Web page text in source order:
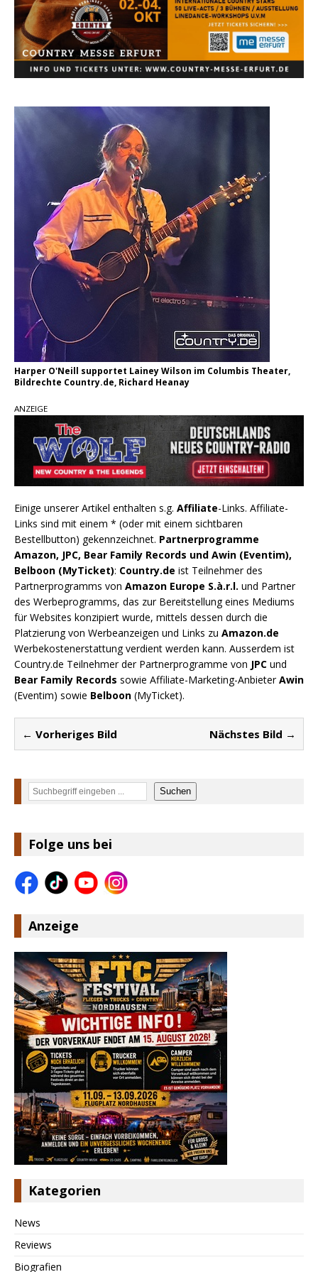
Parton, Bill Anderson und Shaboozey im Fokus
Chris Johnson & The Hollywood Hillbillies
kündigen neues Album mit „Better Days
Ahead“ an
täglich rund 10.000 Leser
Harper O'Neill supportet Lainey Wilson im Columbis Theater,
Bildrechte Country.de, Richard Heanay
ANZEIGE
Einige unserer Artikel enthalten s.g. Affiliate-Links. Affiliate-
Links sind mit einem * (oder mit einem sichtbaren
Bestellbutton) gekennzeichnet. Partnerprogramme
Amazon, JPC, Bear Family Records und Awin (Eventim),
Belboon (MyTicket): Country.de ist Teilnehmer des
Partnerprogramms von Amazon Europe S.à.r.l. und Partner
des Werbeprogramms, das zur Bereitstellung eines Mediums
für Websites konzipiert wurde, mittels dessen durch die
Platzierung von Werbeanzeigen und Links zu Amazon.de
Werbekostenerstattung verdient werden kann. Ausserdem ist
Country.de Teilnehmer der Partnerprogramme von JPC und
Bear Family Records sowie Affiliate-Marketing-AnbieterAwin
(Eventim) sowie Belboon (MyTicket).
← Vorheriges Bild Nächstes Bild →
Suchen Suchen
Folge uns bei
Anzeige
Kategorien
News
Reviews
Biografien